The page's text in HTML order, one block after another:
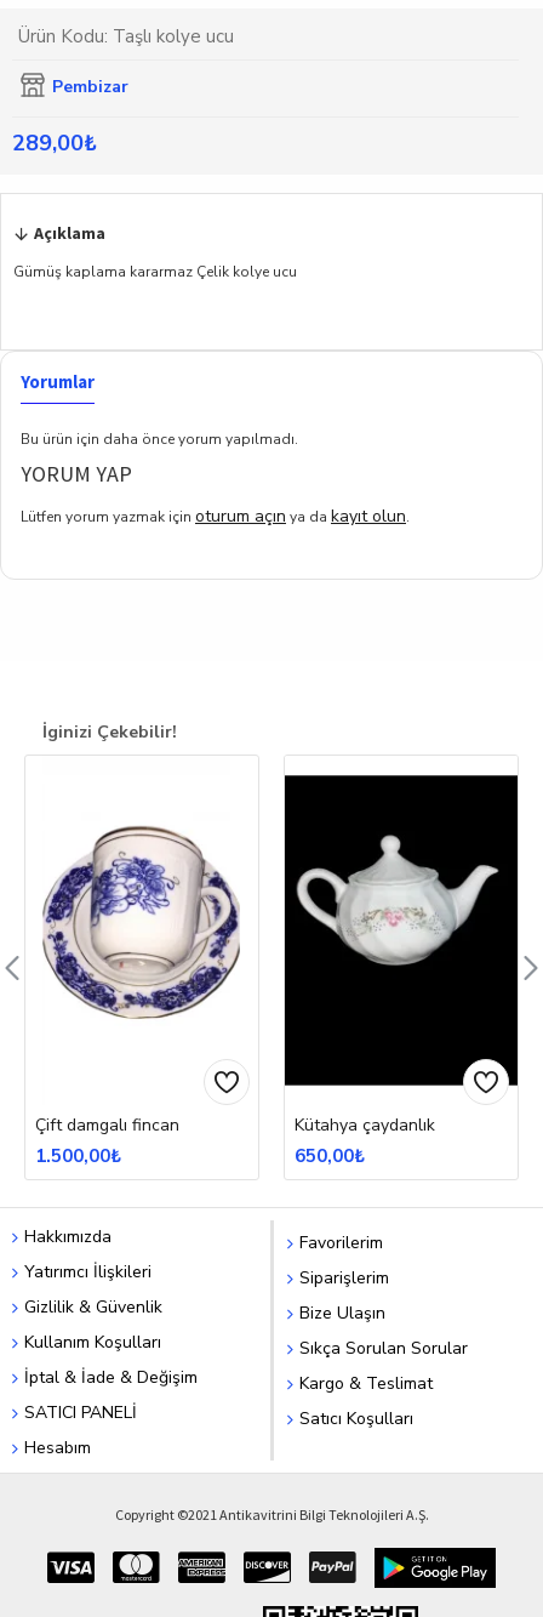
289,00₺
Ürün Kodu: Taşlı kolye ucu
Pembizar
Açıklama
Gümüş kaplama kararmaz Çelik kolye ucu
Yorumlar
Bu ürün için daha önce yorum yapılmadı.
YORUM YAP
Lütfen yorum yazmak için oturum açın ya da kayıt olun.
İginizi Çekebilir!
Çift damgalı fincan
1.500,00₺
Kütahya çaydanlık
650,00₺
Hakkımızda
Yatırımcı İlişkileri
Gizlilik & Güvenlik
Kullanım Koşulları
İptal & İade & Değişim
SATICI PANELİ
Hesabım
Favorilerim
Siparişlerim
Bize Ulaşın
Sıkça Sorulan Sorular
Kargo & Teslimat
Satıcı Koşulları
Copyright ©2021 Antikavitrini Bilgi Teknolojileri A.Ş.